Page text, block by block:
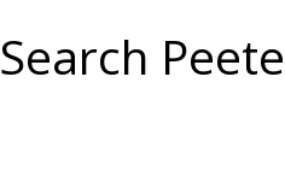
Search